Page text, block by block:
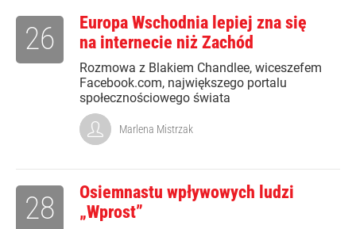
Europa Wschodnia lepiej zna się
na internecie niż Zachód
Rozmowa z Blakiem Chandlee, wiceszefem
Facebook.com, największego portalu
społecznościowego świata
26
Marlena Mistrzak
Osiemnastu wpływowych ludzi
„Wprost”
28